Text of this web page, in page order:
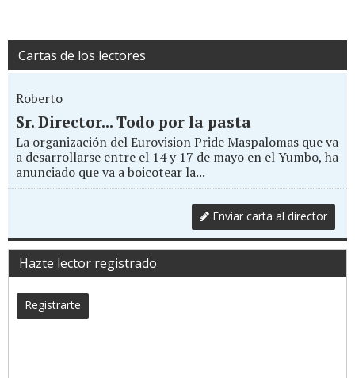
Cartas de los lectores
Roberto
Sr. Director... Todo por la pasta
La organización del Eurovision Pride Maspalomas que va
a desarrollarse entre el 14 y 17 de mayo en el Yumbo, ha
anunciado que va a boicotear la...
Enviar carta al director
Hazte lector registrado
Registrarte